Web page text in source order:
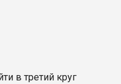
в третий круг